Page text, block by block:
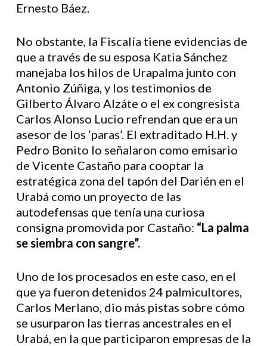
Ernesto Báez.
No obstante, la Fiscalía tiene evidencias de
que a través de su esposa Katia Sánchez
manejaba los hilos de Urapalma junto con
Antonio Zúñiga, y los testimonios de
Gilberto Álvaro Alzáte o el ex congresista
Carlos Alonso Lucio refrendan que era un
asesor de los ‘paras’. El extraditado H.H. y
Pedro Bonito lo señalaron como emisario
de Vicente Castaño para cooptar la
estratégica zona del tapón del Darién en el
Urabá como un proyecto de las
autodefensas que tenía una curiosa
consigna promovida por Castaño: “La palma
se siembra con sangre”.
Uno de los procesados en este caso, en el
que ya fueron detenidos 24 palmicultores,
Carlos Merlano, dio más pistas sobre cómo
se usurparon las tierras ancestrales en el
Urabá, en la que participaron empresas de la